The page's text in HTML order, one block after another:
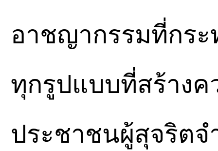
อาชญากรรมที่กร
ทุกรูปแบบที่สร้างค
ประชาชนผู้สุจริต